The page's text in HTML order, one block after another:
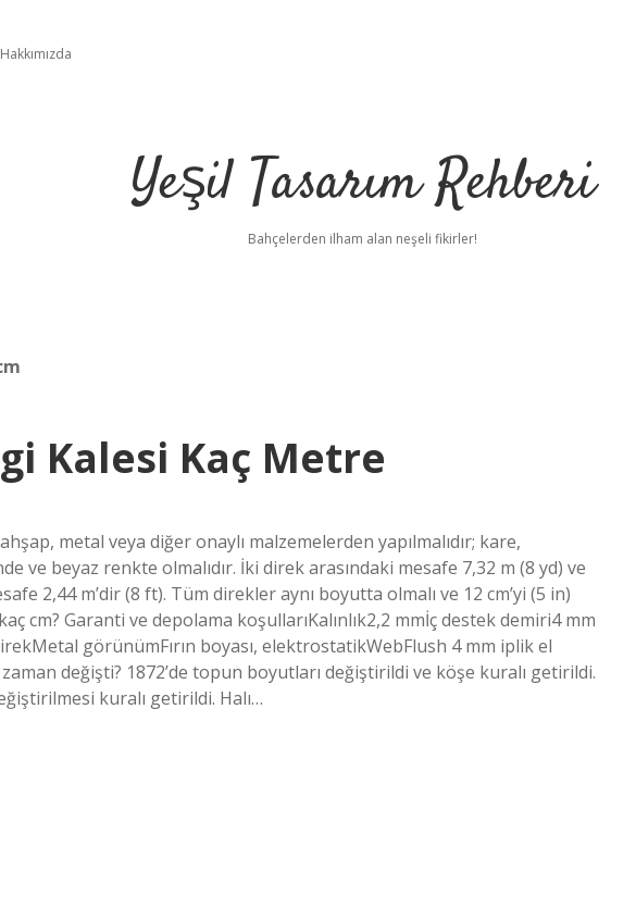
Hakkımızda
Yeşil Tasarım Rehberi
Bahçelerden ilham alan neşeli fikirler!
Kalesi Kaç Metre
metal veya diğer onaylı malzemelerden yapılmalıdır; kare,
ve beyaz renkte olmalıdır. İki direk arasındaki mesafe 7,32 m (8 yd) ve
2,44 m’dir (8 ft). Tüm direkler aynı boyutta olmalı ve 12 cm’yi (5 in)
cm? Garanti ve depolama koşullarıKalınlık2,2 mmİç destek demiri4 mm
görünümFırın boyası, elektrostatikWebFlush 4 mm iplik el
değişti? 1872’de topun boyutları değiştirildi ve köşe kuralı getirildi.
kuralı getirildi. Halı…